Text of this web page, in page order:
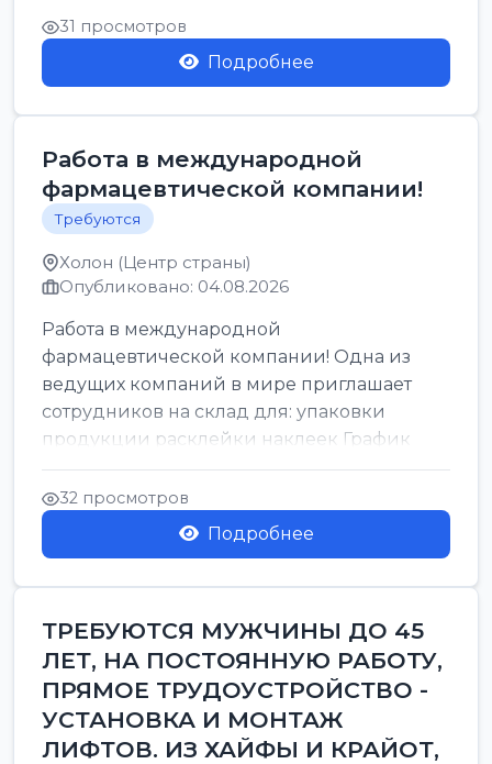
31 просмотров
Подробнее
Работа в международной
фармацевтической компании!
Требуются
Холон (Центр страны)
Опубликовано: 04.08.2026
Работа в международной
фармацевтической компании! Одна из
ведущих компаний в мире приглашает
сотрудников на склад для: упаковки
продукции расклейки наклеек График
работы: с 7:00 до 16:00 Оплата: 38 в ...
32 просмотров
Подробнее
ТРЕБУЮТСЯ МУЖЧИНЫ ДО 45
ЛЕТ, НА ПОСТОЯННУЮ РАБОТУ,
ПРЯМОЕ ТРУДОУСТРОЙСТВО -
УСТАНОВКА И МОНТАЖ
ЛИФТОВ. ИЗ ХАЙФЫ И КРАЙОТ,